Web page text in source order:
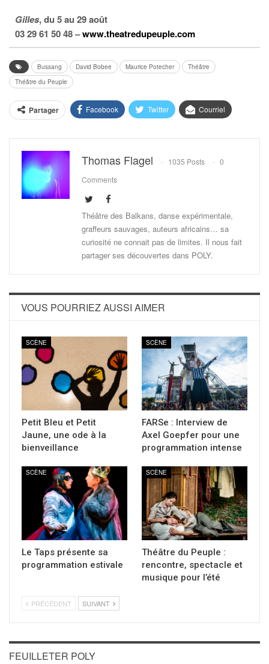
Gilles, du 5 au 29 août
03 29 61 50 48 –www.theatredupeuple.com
Bussang David Bobee Maurice Potecher
Théâtre
Théâtre du Peuple
Partager Facebook Twitter Courriel
Thomas Flagel 1035 Posts
0
Comments
Théâtre des Balkans, danse expérimentale,
graffeurs sauvages, auteurs africains… sa
curiosité ne connait pas de limites. Il nous fait
partager ses découvertes dans POLY.
VOUS POURRIEZ AUSSI AIMER
SCÈNE
Petit Bleu et Petit
Jaune, une ode à la
bienveillance
SCÈNE
FARSe : Interview de
Axel Goepfer pour une
programmation intense
SCÈNE
Le Taps présente sa
programmation estivale
SCÈNE
Théâtre du Peuple :
rencontre, spectacle et
musique pour l’été
PRÉCÉDENT SUIVANT
FEUILLETER POLY